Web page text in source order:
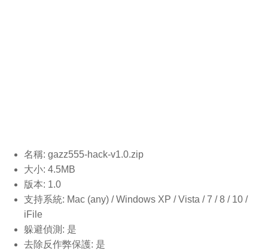
名稱: gazz555-hack-v1.0.zip
大小: 4.5MB
版本: 1.0
支持系統: Mac (any) / Windows XP / Vista / 7 / 8 / 10 /
iFile
躲避偵測: 是
去除反作弊保護: 是